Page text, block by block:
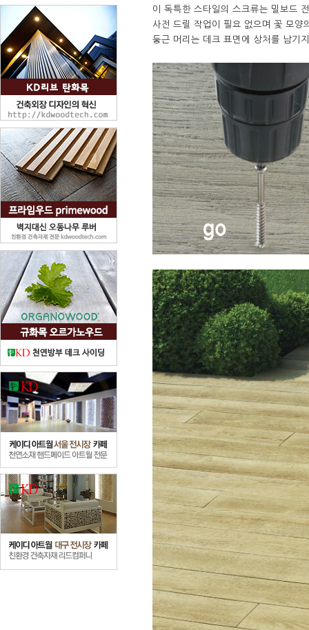
이 독특한 스타일의 스크류는 밀보드
사전 드릴 작업이 필요 없으며 꽃 모
둥근 머리는 데크 표면에 상처를 남기